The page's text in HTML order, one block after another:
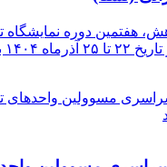
هفتمین دوره
همت دبیرخا...